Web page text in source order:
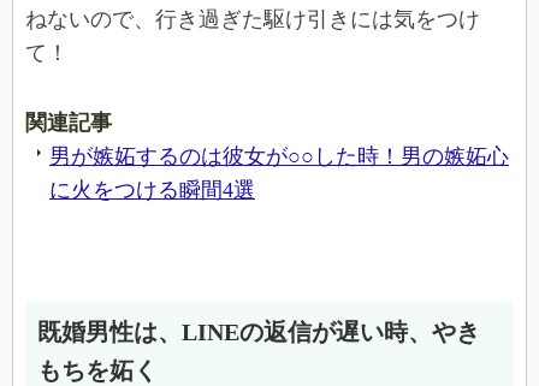
ねないので、行き過ぎた駆け引きには気をつけ
て！
関連記事
男が嫉妬するのは彼女が○○した時！男の嫉妬心
に火をつける瞬間4選
既婚男性は、LINEの返信が遅い時、やき
もちを妬く